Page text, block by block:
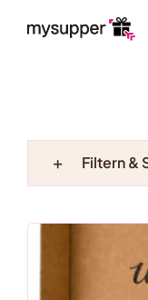
Inhalt
Filtern &